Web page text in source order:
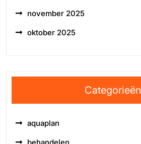
november 2025
oktober 2025
Categorieën
aquaplan